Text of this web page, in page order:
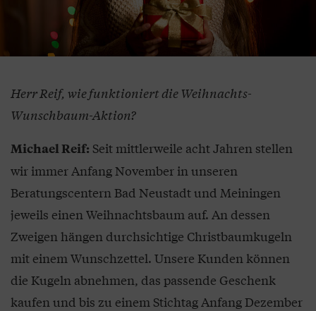
Herr Reif, wie funktioniert die Weihnachts-
Wunschbaum-Aktion?
Michael Reif: Seit mittlerweile acht Jahren stellen
wir immer Anfang November in unseren
Beratungscentern Bad Neustadt und Meiningen
jeweils einen Weihnachtsbaum auf. An dessen
Zweigen hängen durchsichtige Christbaumkugeln
mit einem Wunschzettel. Unsere Kunden können
die Kugeln abnehmen, das passende Geschenk
kaufen und bis zu einem Stichtag Anfang Dezember